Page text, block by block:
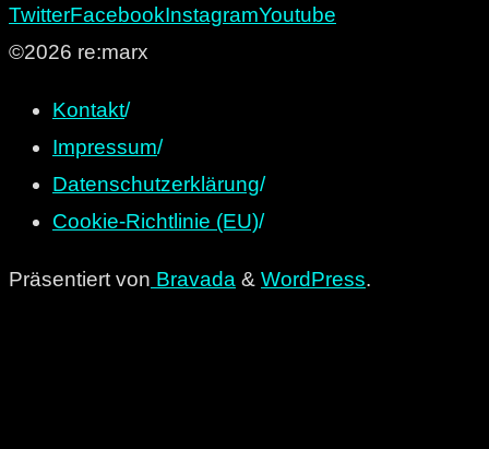
TwitterFacebookInstagramYoutube
©2026 re:marx
Kontakt/
Impressum/
Datenschutzerklärung/
Cookie-Richtlinie (EU)/
Präsentiert von Bravada & WordPress.